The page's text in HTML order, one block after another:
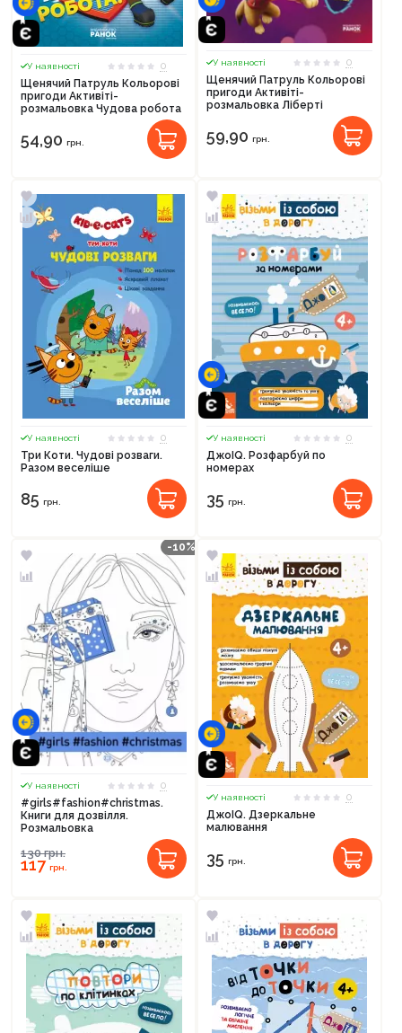
У наявності
0
Щенячий Патруль Кольорові
пригоди Активіті-
розмальовка Чудова робота
54,90 грн.
У наявності
0
Щенячий Патруль Кольорові
пригоди Активіті-
розмальовка Ліберті
59,90 грн.
У наявності
0
Три Коти. Чудові розваги.
Разом веселіше
85 грн.
У наявності
0
ДжоIQ. Розфарбуй по
номерах
35 грн.
-10%
У наявності
0
#girls#fashion#christmas.
Книги для дозвілля.
Розмальовка
130грн.
117грн.
У наявності
0
ДжоIQ. Дзеркальне
малювання
35 грн.